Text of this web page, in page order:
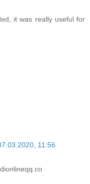
it was really useful for
11:56